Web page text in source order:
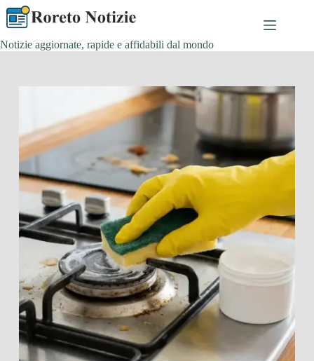
Salta
contenuto
Notizie aggiornate, rapide e affidabili dal mondo